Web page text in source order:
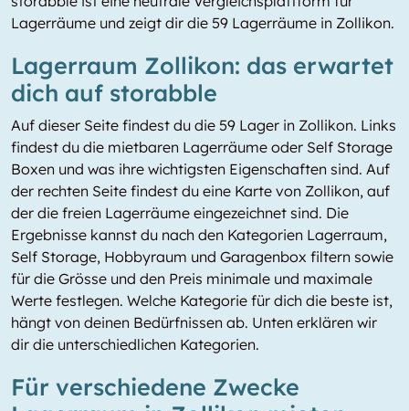
Lagerräume und zeigt dir die 59 Lagerräume in Zollikon.
Lagerraum Zollikon: das erwartet
dich auf storabble
Auf dieser Seite findest du die 59 Lager in Zollikon. Links
findest du die mietbaren Lagerräume oder Self Storage
Boxen und was ihre wichtigsten Eigenschaften sind. Auf
der rechten Seite findest du eine Karte von Zollikon, auf
der die freien Lagerräume eingezeichnet sind. Die
Ergebnisse kannst du nach den Kategorien Lagerraum,
Self Storage, Hobbyraum und Garagenbox filtern sowie
für die Grösse und den Preis minimale und maximale
Werte festlegen. Welche Kategorie für dich die beste ist,
hängt von deinen Bedürfnissen ab. Unten erklären wir
dir die unterschiedlichen Kategorien.
Für verschiedene Zwecke